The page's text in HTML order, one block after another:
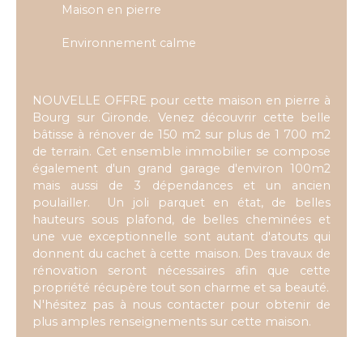
Maison en pierre
Environnement calme
NOUVELLE OFFRE pour cette maison en pierre à
Bourg sur Gironde. Venez découvrir cette belle
bâtisse à rénover de 150 m2 sur plus de 1 700 m2
de terrain. Cet ensemble immobilier se compose
également d'un grand garage d'environ 100m2
mais aussi de 3 dépendances et un ancien
poulailler. Un joli parquet en état, de belles
hauteurs sous plafond, de belles cheminées et
une vue exceptionnelle sont autant d'atouts qui
donnent du cachet à cette maison. Des travaux de
rénovation seront nécessaires afin que cette
propriété récupère tout son charme et sa beauté.
N'hésitez pas à nous contacter pour obtenir de
plus amples renseignements sur cette maison.